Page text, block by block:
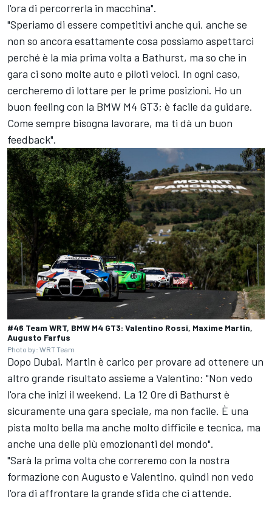
l'ora di percorrerla in macchina".
"Speriamo di essere competitivi anche qui, anche se
non so ancora esattamente cosa possiamo aspettarci
perché è la mia prima volta a Bathurst, ma so che in
gara ci sono molte auto e piloti veloci. In ogni caso,
cercheremo di lottare per le prime posizioni. Ho un
buon feeling con la BMW M4 GT3; è facile da guidare.
Come sempre bisogna lavorare, ma ti dà un buon
feedback".
#46 Team WRT, BMW M4 GT3: Valentino Rossi, Maxime Martin,
Augusto Farfus
Photo by: WRT Team
Dopo Dubai, Martin è carico per provare ad ottenere un
altro grande risultato assieme a Valentino: "Non vedo
l'ora che inizi il weekend. La 12 Ore di Bathurst è
sicuramente una gara speciale, ma non facile. È una
pista molto bella ma anche molto difficile e tecnica, ma
anche una delle più emozionanti del mondo".
"Sarà la prima volta che correremo con la nostra
formazione con Augusto e Valentino, quindi non vedo
l'ora di affrontare la grande sfida che ci attende.